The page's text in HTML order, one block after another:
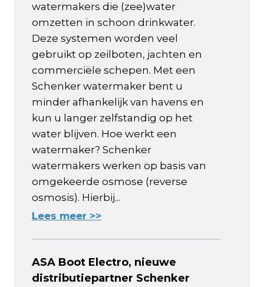
watermakers die (zee)water
omzetten in schoon drinkwater.
Deze systemen worden veel
gebruikt op zeilboten, jachten en
commerciële schepen. Met een
Schenker watermaker bent u
minder afhankelijk van havens en
kun u langer zelfstandig op het
water blijven. Hoe werkt een
watermaker? Schenker
watermakers werken op basis van
omgekeerde osmose (reverse
osmosis). Hierbij...
Lees meer >>
ASA Boot Electro, nieuwe
distributiepartner Schenker